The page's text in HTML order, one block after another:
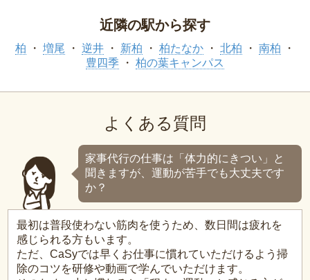
近隣の駅から探す
柏 増尾 逆井 新柏 柏たなか 北柏
南柏
豊四季
柏の葉キャンパス
よくある質問
家事代行の仕事は「体力的にきつい」と
聞きますが、運動が苦手でも大丈夫です
か？
最初は普段使わない筋肉を使うため、数日間は疲れを
感じられる方もいます。
ただ、CaSyでは早くお仕事に慣れていただけるよう掃
除のコツを研修や動画で学んでいただけます。